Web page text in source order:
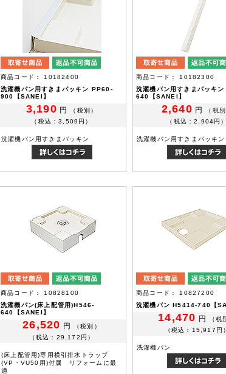
商品コード： 10182400
洗濯機パン用すきまパッキン PP60-
900【SANEI】
3,190 円
（税別）
（税込：3,509円）
洗濯機パン用すきまパッキン
商品コード： 10182300
洗濯機パン用すきまパッキ
640【SANEI】
2,640 円
（税別
（税込：2,904円）
洗濯機パン用すきまパッキン
商品コード： 10828100
洗濯機パン(床上配管用)H546-
640【SANEI】
26,520 円
（税別）
（税込：29,172円）
(床上配管用)専用横引排水トラップ
(VP・VU50用)付属 リフォームに最
適
商品コード： 10827200
洗濯機パン H5414-740【
14,470 円
（税
（税込：15,917円）
洗濯機パン